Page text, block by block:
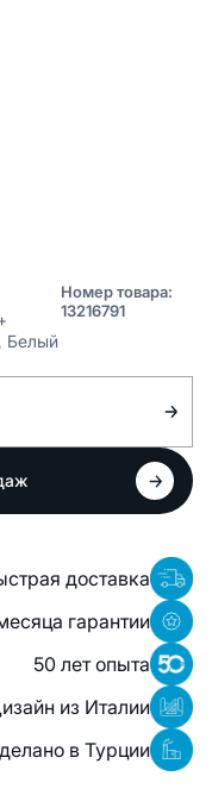
Белый
Номер товара:
13216791
доставка
гарантии
50 лет опыта
из Италии
в Турции